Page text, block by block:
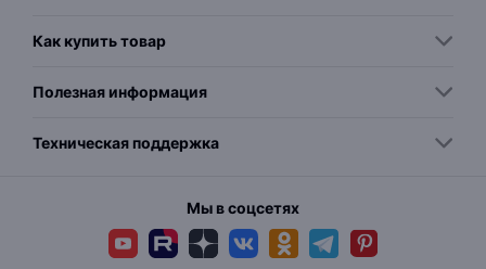
Как купить товар
Полезная информация
Техническая поддержка
Мы в соцсетях